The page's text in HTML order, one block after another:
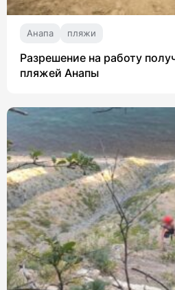
Анапа пляжи
Разрешение на работу
пляжей Анапы